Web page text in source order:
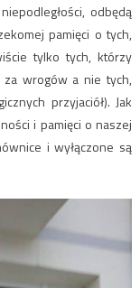
odbędą
pamięci o tych,
tylko tych, którzy
za wrogów a nie tych,
przyjaciół). Jak
i pamięci o naszej
i wyłączone są